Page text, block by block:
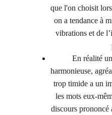
que l'on choisit
on a tendance à
vibrations et de
En réalité
harmonieuse,
trop timide a un
les mots eux-
discours